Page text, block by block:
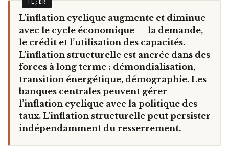
L’inflation cyclique augmente et diminue
avec le cycle économique — la demande,
le crédit et l’utilisation des capacités.
L’inflation structurelle est ancrée dans des
forces à long terme : démondialisation,
transition énergétique, démographie. Les
banques centrales peuvent gérer
l’inflation cyclique avec la politique des
taux. L’inflation structurelle peut persister
indépendamment du resserrement.